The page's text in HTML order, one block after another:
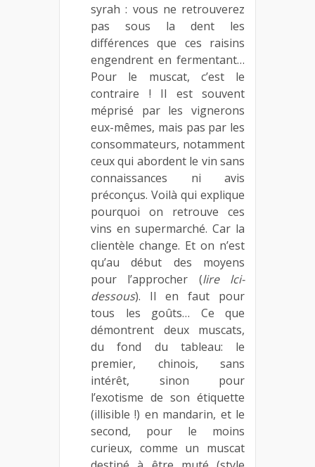
syrah : vous ne retrouverez
pas sous la dent les
différences que ces raisins
engendrent en fermentant…
Pour le muscat, c’est le
contraire ! Il est souvent
méprisé par les vignerons
eux-mêmes, mais pas par les
consommateurs, notamment
ceux qui abordent le vin sans
connaissances ni avis
préconçus. Voilà qui explique
pourquoi on retrouve ces
vins en supermarché. Car la
clientèle change. Et on n’est
qu’au début des moyens
pour l’approcher (lire lci-
dessous). Il en faut pour
tous les goûts… Ce que
démontrent deux muscats,
du fond du tableau: le
premier, chinois, sans
intérêt, sinon pour
l’exotisme de son étiquette
(illisible !) en mandarin, et le
second, pour le moins
curieux, comme un muscat